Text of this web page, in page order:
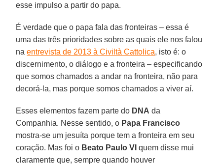
esse impulso a partir do papa.
É verdade que o papa fala das fronteiras – essa é
uma das três prioridades sobre as quais ele nos falou
naentrevista de 2013 à Civiltà Cattolica, isto é: o
discernimento, o diálogo e a fronteira – especificando
que somos chamados a andar na fronteira, não para
decorá-la, mas porque somos chamados a viver aí.
Esses elementos fazem parte do DNA da
Companhia. Nesse sentido, o Papa Francisco
mostra-se um jesuíta porque tem a fronteira em seu
coração. Mas foi o Beato Paulo VI quem disse mui
claramente que, sempre quando houver